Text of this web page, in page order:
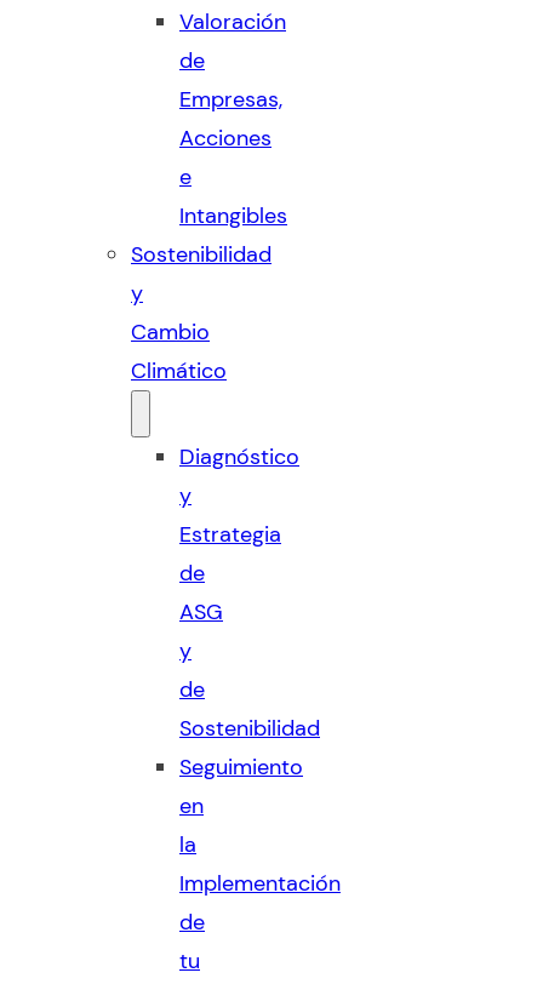
Valoración
de
Empresas,
Acciones
e
Intangibles
Sostenibilidad
y
Cambio
Climático
Diagnóstico
y
Estrategia
de
ASG
y
de
Sostenibilidad
Seguimiento
en
la
Implementación
de
tu